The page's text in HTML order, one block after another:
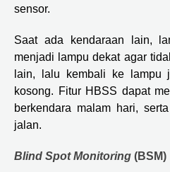
sensor.
Saat ada kendaraan lain,
menjadi lampu dekat agar
lain, lalu kembali ke lampu
kosong. Fitur HBSS dapat
berkendara malam hari,
jalan.
Blind Spot Monitoring (BSM)